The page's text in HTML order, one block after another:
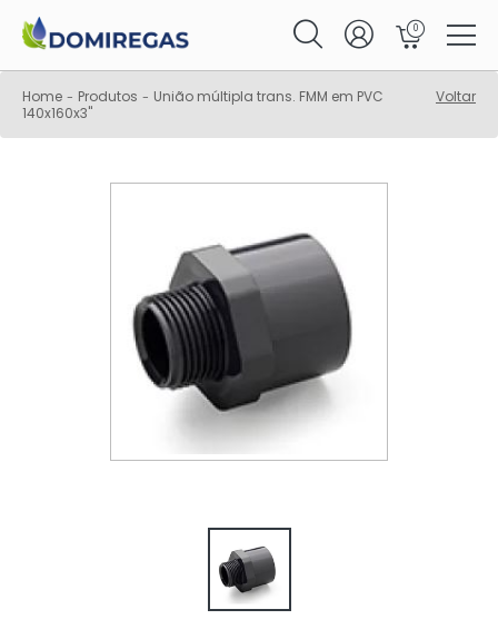
0
Home - Produtos - União múltipla trans. FMM em PVC
140x160x3"
Voltar